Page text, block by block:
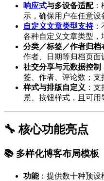
响应式与多设备适配：
示，确保用户在任意设
自定义文章类型支持：
各种自定义文章类型，
分类／标签／作者归档
作者、日期等归档页面
社交分享与元数据控制
签、作者、评论数；支
样式与排版自定义 ：
景、按钮样式，且可用
🔧 核心功能亮点
📚 多样化博客布局模板
功能：提供数十种预设